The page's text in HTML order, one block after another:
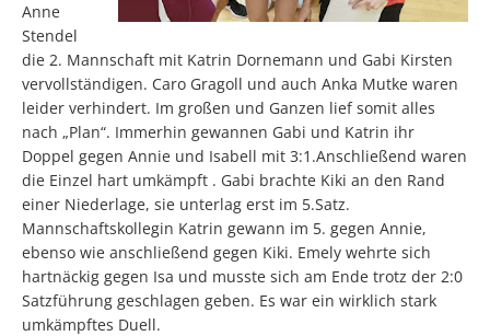
Anne
Stendel
die 2. Mannschaft mit Katrin Dornemann und Gabi Kirsten
vervollständigen. Caro Gragoll und auch Anka Mutke waren
leider verhindert. Im großen und Ganzen lief somit alles
nach „Plan“. Immerhin gewannen Gabi und Katrin ihr
Doppel gegen Annie und Isabell mit 3:1.Anschließend waren
die Einzel hart umkämpft . Gabi brachte Kiki an den Rand
einer Niederlage, sie unterlag erst im 5.Satz.
Mannschaftskollegin Katrin gewann im 5. gegen Annie,
ebenso wie anschließend gegen Kiki. Emely wehrte sich
hartnäckig gegen Isa und musste sich am Ende trotz der 2:0
Satzführung geschlagen geben. Es war ein wirklich stark
umkämpftes Duell.